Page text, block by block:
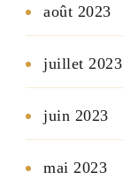
août 2023
juillet 2023
juin 2023
mai 2023